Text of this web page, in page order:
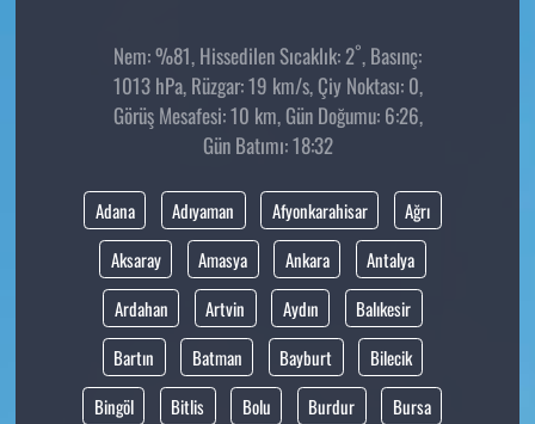
Nem: %81, Hissedilen Sıcaklık: 2°, Basınç:
1013 hPa, Rüzgar: 19 km/s, Çiy Noktası: 0,
Görüş Mesafesi: 10 km, Gün Doğumu: 6:26,
Gün Batımı: 18:32
Adana Adıyaman Afyonkarahisar
Ağrı
Aksaray
Amasya Ankara
Antalya
Ardahan
Artvin Aydın
Balıkesir
Bartın
Batman Bayburt
Bilecik
Bingöl
Bitlis Bolu Burdur
Bursa